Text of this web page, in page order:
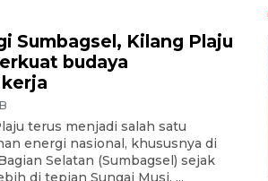
Sumbagsel, Kilang Plaju
budaya
terus menjadi salah satu
energi nasional, khususnya di
Selatan (Sumbagsel) sejak
di tepian Sungai Musi, ...